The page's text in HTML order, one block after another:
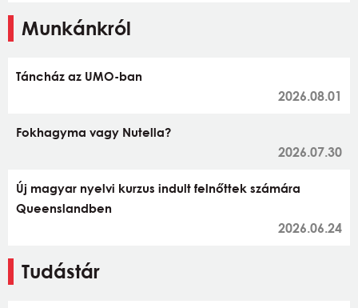
Munkánkról
Táncház az UMO-ban
2026.08.01
Fokhagyma vagy Nutella?
2026.07.30
Új magyar nyelvi kurzus indult felnőttek számára
Queenslandben
2026.06.24
Tudástár